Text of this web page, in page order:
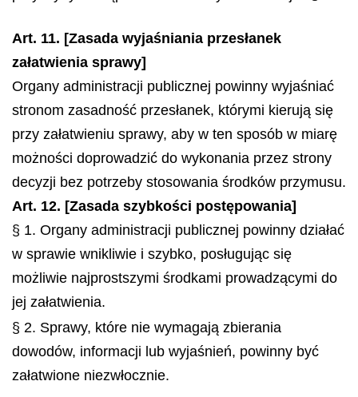
Art. 11. [Zasada wyjaśniania przesłanek
załatwienia sprawy]
Organy administracji publicznej powinny wyjaśniać
stronom zasadność przesłanek, którymi kierują się
przy załatwieniu sprawy, aby w ten sposób w miarę
możności doprowadzić do wykonania przez strony
decyzji bez potrzeby stosowania środków przymusu.
Art. 12. [Zasada szybkości postępowania]
§ 1. Organy administracji publicznej powinny działać
w sprawie wnikliwie i szybko, posługując się
możliwie najprostszymi środkami prowadzącymi do
jej załatwienia.
§ 2. Sprawy, które nie wymagają zbierania
dowodów, informacji lub wyjaśnień, powinny być
załatwione niezwłocznie.